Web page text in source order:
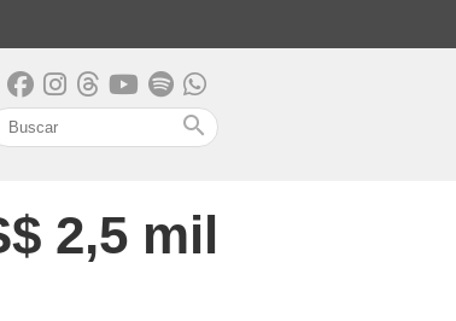
search
2,5 mil